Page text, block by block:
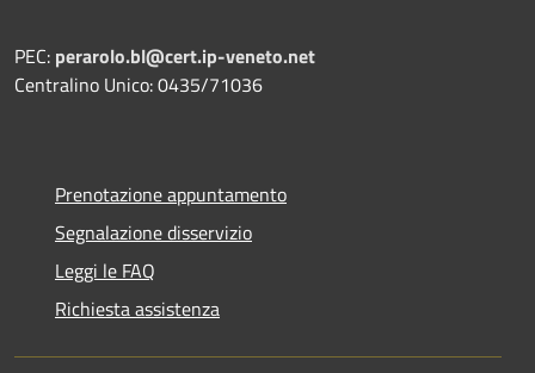
PEC: perarolo.bl@cert.ip-veneto.net
Centralino Unico: 0435/71036
Prenotazione appuntamento
Segnalazione disservizio
Leggi le FAQ
Richiesta assistenza